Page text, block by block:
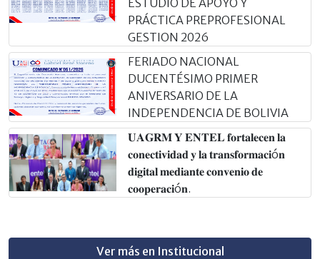
ESTUDIO DE APOYO Y
PRÁCTICA PREPROFESIONAL
GESTION 2026
FERIADO NACIONAL
DUCENTÉSIMO PRIMER
ANIVERSARIO DE LA
INDEPENDENCIA DE BOLIVIA
𝐔𝐀𝐆𝐑𝐌 𝐘 𝐄𝐍𝐓𝐄𝐋 𝐟𝐨𝐫𝐭𝐚𝐥𝐞𝐜𝐞𝐧 𝐥𝐚
𝐜𝐨𝐧𝐞𝐜𝐭𝐢𝐯𝐢𝐝𝐚𝐝 𝐲 𝐥𝐚 𝐭𝐫𝐚𝐧𝐬𝐟𝐨𝐫𝐦𝐚𝐜𝐢ó𝐧
𝐝𝐢𝐠𝐢𝐭𝐚𝐥 𝐦𝐞𝐝𝐢𝐚𝐧𝐭𝐞 𝐜𝐨𝐧𝐯𝐞𝐧𝐢𝐨 𝐝𝐞
𝐜𝐨𝐨𝐩𝐞𝐫𝐚𝐜𝐢ó𝐧.
Ver más en Institucional